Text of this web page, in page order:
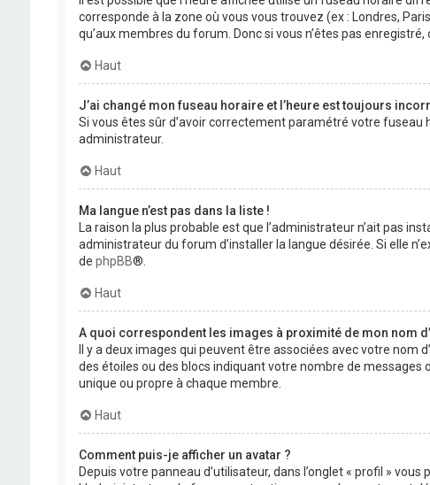
corresponde à la zone où vous vous trouvez (ex : Londres,
qu’aux membres du forum. Donc si vous n’êtes pas
Haut
J’ai changé mon fuseau horaire et l’heure est toujours
Si vous êtes sûr d’avoir correctement paramétré votre fuseau
administrateur.
Haut
Ma langue n’est pas dans la liste !
La raison la plus probable est que l’administrateur n’ait pas
administrateur du forum d’installer la langue désirée. Si elle
de phpBB®.
Haut
A quoi correspondent les images à proximité de mon nom
Il y a deux images qui peuvent être associées avec votre nom
des étoiles ou des blocs indiquant votre nombre de
unique ou propre à chaque membre.
Haut
Comment puis-je afficher un avatar ?
Depuis votre panneau d’utilisateur, dans l’onglet « profil »